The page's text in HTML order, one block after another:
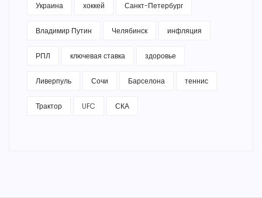
Украина хоккей Санкт-Петербург
Владимир Путин Челябинск инфляция
РПЛ ключевая ставка здоровье
Ливерпуль Сочи Барселона теннис
Трактор UFC СКА